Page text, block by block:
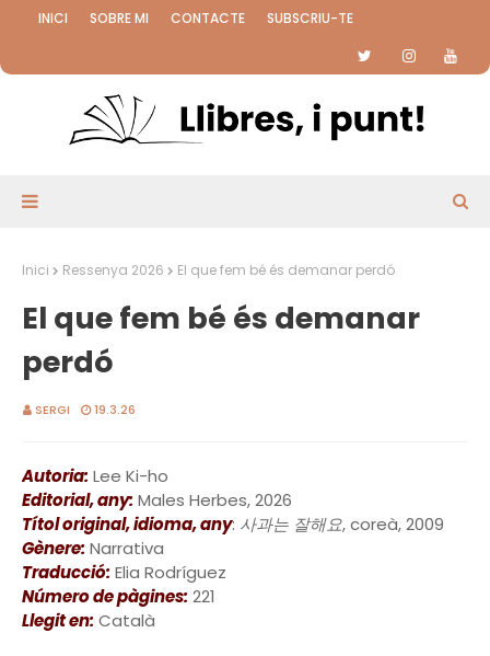
INICI SOBRE MI CONTACTE SUBSCRIU-TE
Inici Ressenya 2026 El que fem bé és demanar perdó
El que fem bé és demanar
perdó
SERGI 19.3.26
Autoria: Lee Ki-ho
Editorial, any: Males Herbes, 2026
Títol original, idioma, any: 사과는 잘해요, coreà, 2009
Gènere: Narrativa
Traducció: Elia Rodríguez
Número de pàgines: 221
Llegit en: Català